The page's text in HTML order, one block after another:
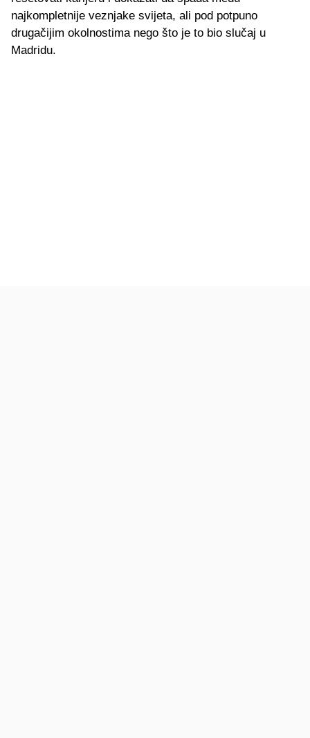
najkompletnije veznjake svijeta, ali pod potpuno
drugačijim okolnostima nego što je to bio slučaj u
Madridu.